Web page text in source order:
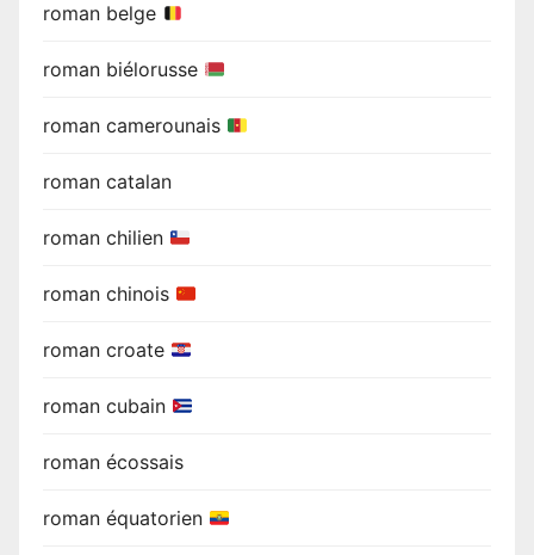
roman belge
roman biélorusse
roman camerounais
roman catalan
roman chilien
roman chinois
roman croate
roman cubain
roman écossais
roman équatorien